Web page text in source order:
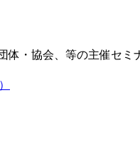
・協会、等の主催セ